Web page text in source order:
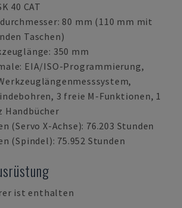
40 CAT
80 mm (110 mm mit
Taschen)
350 mm
EIA/ISO-Programmierung,
3 freie M-Funktionen, 1
(Servo X-Achse): 76.203 Stunden
(Spindel): 75.952 Stunden
ist enthalten